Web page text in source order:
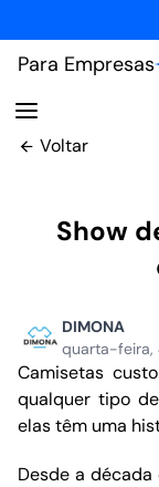
Para Empresas
Voltar
Show
DIMONA
quarta-feira,
Camisetas
qualquer tipo
elas têm uma
Desde a